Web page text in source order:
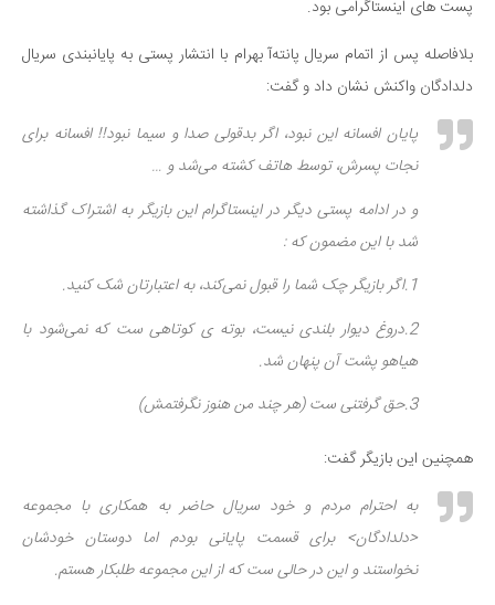
نجوم و هوا فضا
خودرو
دانستنی‌ها
طنز
فال
مسابقه
پست های اینستاگرامی بود.
بلافاصله پس از اتمام سریال پانته‌آ بهرام با انتشار پستی به پایان‎بندی سریال
دلدادگان واکنش نشان داد و گفت:
پایان افسانه این نبود، اگر بدقولی صدا و سیما نبود!! افسانه برای
نجات پسرش، توسط هاتف کشته می‌شد و …
و در ادامه پستی دیگر در اینستاگرام این بازیگر به اشتراک گذاشته
شد با این مضمون که :
1.اگر بازیگر چک شما را قبول نمی‌کند، به اعتبارتان شک کنید.
2.دروغ دیوار بلندی نیست، بوته ی کوتاهی ست که نمی‌شود با
هیاهو پشت آن پنهان شد.
3.حق گرفتنی ست (هر چند من هنوز نگرفتمش)
همچنین این بازیگر گفت:
به احترام مردم و خود سریال حاضر به همکاری با مجموعه
<دلدادگان> برای قسمت پایانی بودم اما دوستان خودشان
نخواستند و این در حالی ست که از این مجموعه طلبکار هستم.